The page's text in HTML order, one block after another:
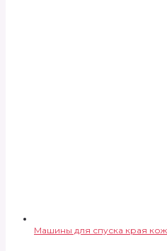
Машины для спуска края